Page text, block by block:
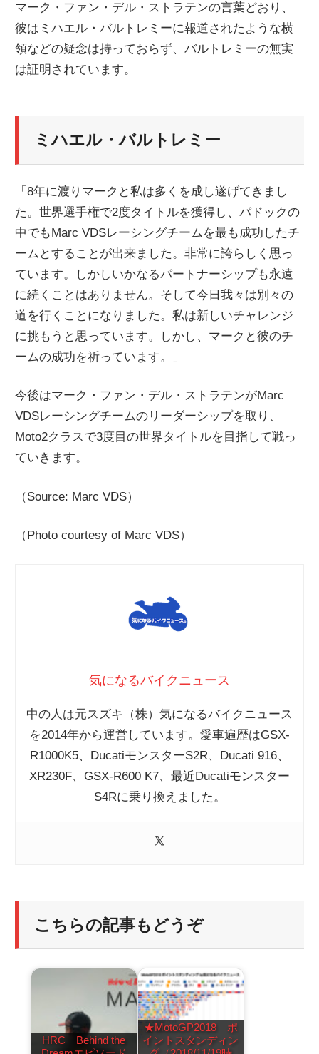
マーク・ファン・デル・ストラテンの言葉どおり、
彼はミハエル・バルトレミーに報道されたような横
領などの疑念は持っておらず、バルトレミーの無実
は証明されています。
ミハエル・バルトレミー
「8年に渡りマークと私は多くを成し遂げてきまし
た。世界選手権で2度タイトルを獲得し、パドックの
中でもMarc VDSレーシングチームを最も成功したチ
ームとすることが出来ました。非常に誇らしく思っ
ています。しかしいかなるパートナーシップも永遠
に続くことはありません。そして今日我々は別々の
道を行くことになりました。私は新しいチャレンジ
に挑もうと思っています。しかし、マークと彼のチ
ームの成功を祈っています。」
今後はマーク・ファン・デル・ストラテンがMarc
VDSレーシングチームのリーダーシップを取り、
Moto2クラスで3度目の世界タイトルを目指して戦っ
ていきます。
（Source: Marc VDS）
（Photo courtesy of Marc VDS）
気になるバイクニュース
中の人は元スズキ（株）気になるバイクニュース
を2014年から運営しています。愛車遍歴はGSX-
R1000K5、DucatiモンスターS2R、Ducati 916、
XR230F、GSX-R600 K7、最近Ducatiモンスター
S4Rに乗り換えました。
こちらの記事もどうぞ
HRC Behind the
★MotoGP2018 ポ
イントスタンディン